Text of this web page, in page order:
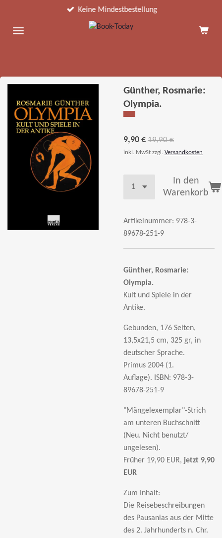
springen
Keine Mindestbestellung
Günther, Rosmarie:
Olympia.
9,90 € 19,90 €
inkl. MwSt zzgl. Versandkosten
In den
Warenkorb
Artikelnummer: 978-3-
89678-251-9
Günther, Rosmarie:
Olympia.
Kult und Spiele in der
Antike.
Gebunden, 176 Seiten,
13,5x21,5 cm, 325 gr, in
deutscher Sprache.
Primus 2004 (1.
Auflage). ISBN: 978-3-
89678-251-9
"Mängelexemplar"-Strich
am unteren Buchschnitt
(Neu. Nicht benutzt/
ungelesen).
Früher 19,90 EUR, jetzt 9,90
EUR
Zum Inhalt:
Die Reisebeschreibungen
des Pausanias aus der Mitte
des 2. Jahrhunderts n. Chr.